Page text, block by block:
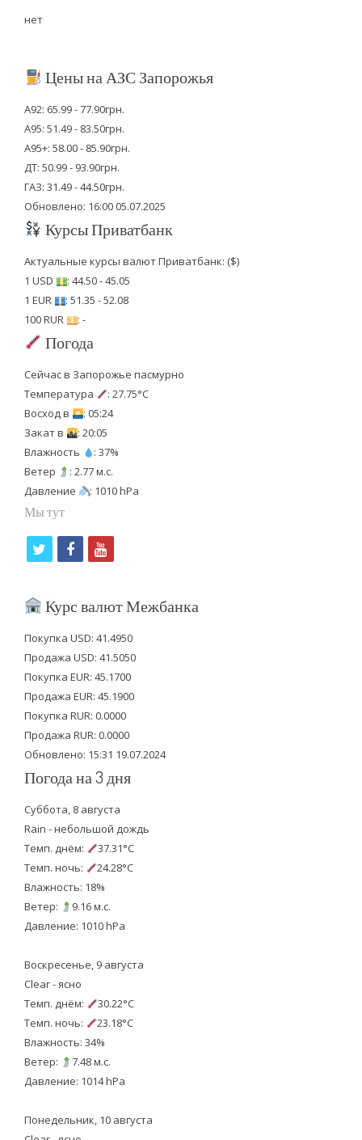
нет
Цены на АЗС Запорожья
А92: 65.99 - 77.90грн.
А95: 51.49 - 83.50грн.
А95+: 58.00 - 85.90грн.
ДТ: 50.99 - 93.90грн.
ГАЗ: 31.49 - 44.50грн.
Обновлено: 16:00 05.07.2025
Курсы Приватбанк
Актуальные курсы валют Приватбанк: ($)
1 USD
: 44.50 - 45.05
1 EUR
: 51.35 - 52.08
100 RUR
: -
Погода
Сейчас в Запорожье пасмурно
Температура
: 27.75°C
Восход в
: 05:24
Закат в
: 20:05
Влажность
: 37%
Ветер
: 2.77 м.с.
Давление
: 1010 hPa
Мы тут
i
t
e
r
f
c
b
o
o
k
y
u
u
b
e
Курс валют Межбанка
Покупка USD: 41.4950
Продажа USD: 41.5050
Покупка EUR: 45.1700
Продажа EUR: 45.1900
Покупка RUR: 0.0000
Продажа RUR: 0.0000
Обновлено: 15:31 19.07.2024
Погода на 3 дня
Суббота, 8 августа
Rain - небольшой дождь
Темп. днём:
37.31°C
Темп. ночь:
24.28°C
Влажность: 18%
Ветер:
9.16 м.с.
Давление: 1010 hPa
Воскресенье, 9 августа
Clear - ясно
Темп. днём:
30.22°C
Темп. ночь:
23.18°C
Влажность: 34%
Ветер:
7.48 м.с.
Давление: 1014 hPa
Понедельник, 10 августа